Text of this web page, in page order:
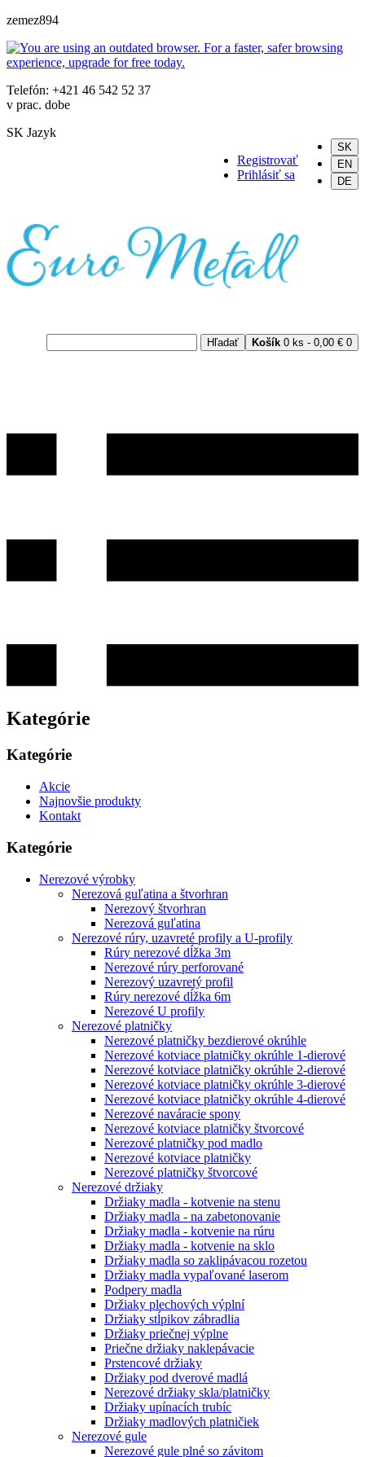
zemez894
Telefón: +421 46 542 52 37
v prac. dobe
SK Jazyk
SK
EN
DE
Registrovať
Prihlásiť sa
Košík 0 ks - 0,00 € 0
Hľadať
Kategórie
Kategórie
Akcie
Najnovšie produkty
Kontakt
Kategórie
Nerezové výrobky
Nerezová guľatina a štvorhran
Nerezový štvorhran
Nerezová guľatina
Nerezové rúry, uzavreté profily a U-profily
Rúry nerezové dĺžka 3m
Nerezové rúry perforované
Nerezový uzavretý profil
Rúry nerezové dĺžka 6m
Nerezové U profily
Nerezové platničky
Nerezové platničky bezdierové okrúhle
Nerezové kotviace platničky okrúhle 1-dierové
Nerezové kotviace platničky okrúhle 2-dierové
Nerezové kotviace platničky okrúhle 3-dierové
Nerezové kotviace platničky okrúhle 4-dierové
Nerezové naváracie spony
Nerezové kotviace platničky štvorcové
Nerezové platničky pod madlo
Nerezové kotviace platničky
Nerezové platničky štvorcové
Nerezové držiaky
Držiaky madla - kotvenie na stenu
Držiaky madla - na zabetonovanie
Držiaky madla - kotvenie na rúru
Držiaky madla - kotvenie na sklo
Držiaky madla so zaklipávacou rozetou
Držiaky madla vypaľované laserom
Podpery madla
Držiaky plechových výplní
Držiaky stĺpikov zábradlia
Držiaky priečnej výplne
Priečne držiaky naklepávacie
Prstencové držiaky
Držiaky pod dverové madlá
Nerezové držiaky skla/platničky
Držiaky upínacích trubíc
Držiaky madlových platničiek
Nerezové gule
Nerezové gule plné so závitom